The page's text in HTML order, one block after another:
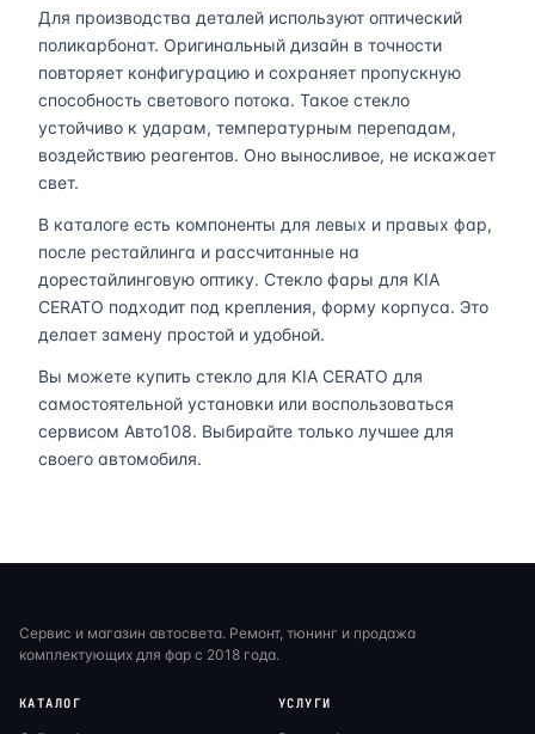
Для производства деталей используют оптический
поликарбонат. Оригинальный дизайн в точности
повторяет конфигурацию и сохраняет пропускную
способность светового потока. Такое стекло
устойчиво к ударам, температурным перепадам,
воздействию реагентов. Оно выносливое, не искажает
свет.
В каталоге есть компоненты для левых и правых фар,
после рестайлинга и рассчитанные на
дорестайлинговую оптику. Стекло фары для KIA
CERATO подходит под крепления, форму корпуса. Это
делает замену простой и удобной.
Вы можете купить стекло для KIA CERATO для
самостоятельной установки или воспользоваться
сервисом Авто108. Выбирайте только лучшее для
своего автомобиля.
Сервис и магазин автосвета. Ремонт, тюнинг и продажа
комплектующих для фар с 2018 года.
КАТАЛОГ УСЛУГИ